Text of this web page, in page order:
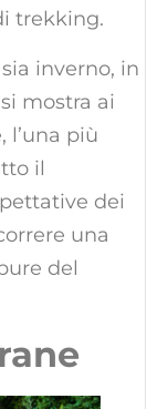
trekking.
inverno, in
mostra ai
l’una più
il
dei
una
del